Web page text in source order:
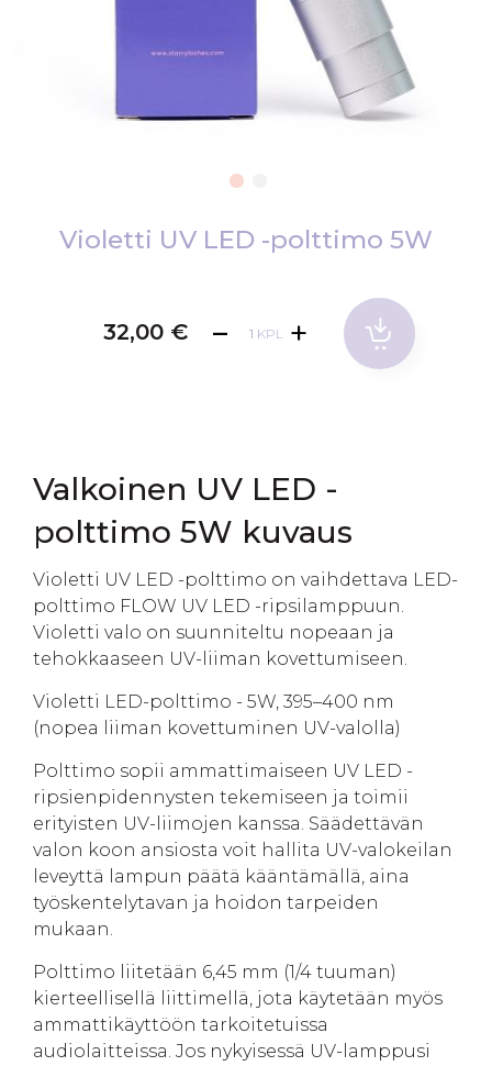
Violetti UV LED -polttimo 5W
32,00 € KPL
Valkoinen UV LED -
polttimo 5W kuvaus
Violetti UV LED -polttimo on vaihdettava LED-
polttimo FLOW UV LED -ripsilamppuun.
Violetti valo on suunniteltu nopeaan ja
tehokkaaseen UV-liiman kovettumiseen.
Violetti LED-polttimo - 5W, 395–400 nm
(nopea liiman kovettuminen UV-valolla)
Polttimo sopii ammattimaiseen UV LED -
ripsienpidennysten tekemiseen ja toimii
erityisten UV-liimojen kanssa. Säädettävän
valon koon ansiosta voit hallita UV-valokeilan
leveyttä lampun päätä kääntämällä, aina
työskentelytavan ja hoidon tarpeiden
mukaan.
Polttimo liitetään 6,45 mm (1/4 tuuman)
kierteellisellä liittimellä, jota käytetään myös
ammattikäyttöön tarkoitetuissa
audiolaitteissa. Jos nykyisessä UV-lamppusi